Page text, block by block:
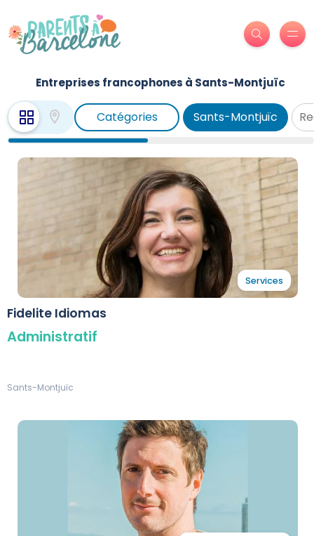
Entreprises francophones à Sants-Montjuïc
Catégories Sants-Montjuïc
Services
Fidelite Idiomas
Administratif
Sants-Montjuïc